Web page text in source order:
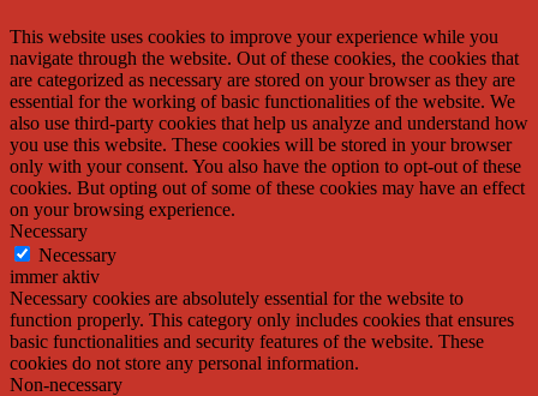
This website uses cookies to improve your experience while you
navigate through the website. Out of these cookies, the cookies that
are categorized as necessary are stored on your browser as they are
essential for the working of basic functionalities of the website. We
also use third-party cookies that help us analyze and understand how
you use this website. These cookies will be stored in your browser
only with your consent. You also have the option to opt-out of these
cookies. But opting out of some of these cookies may have an effect
on your browsing experience.
Necessary
Necessary
immer aktiv
Necessary cookies are absolutely essential for the website to
function properly. This category only includes cookies that ensures
basic functionalities and security features of the website. These
cookies do not store any personal information.
Non-necessary